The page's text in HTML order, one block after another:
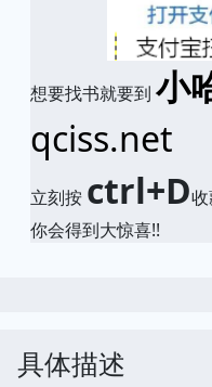
想要找书就要到 小
qciss.net
立刻按 ctrl+D
你会得到大惊喜!!
具体描述